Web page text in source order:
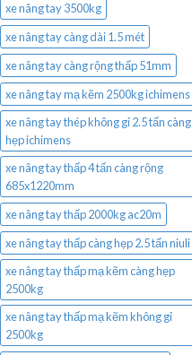
xe nâng tay 3500kg
xe nâng tay càng dài 1.5 mét
xe nâng tay càng rộng thấp 51mm
xe nâng tay mạ kẽm 2500kg ichimens
xe nâng tay thép không gỉ 2.5 tấn càng
hẹp ichimens
xe nâng tay thấp 4 tấn càng rộng
685x1220mm
xe nâng tay thấp 2000kg ac20m
xe nâng tay thấp càng hẹp 2.5 tấn niuli
xe nâng tay thấp mạ kẽm càng hẹp
2500kg
xe nâng tay thấp mạ kẽm không gỉ
2500kg